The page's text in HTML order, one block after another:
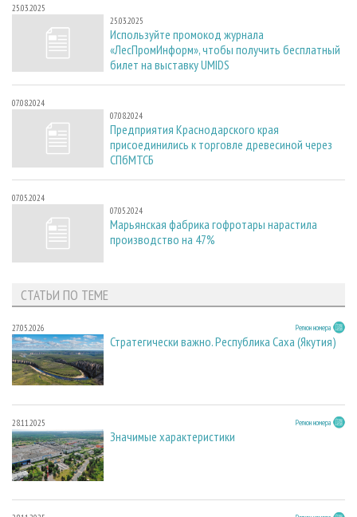
25.03.2025
25.03.2025
Используйте промокод журнала
«ЛесПромИнформ», чтобы получить бесплатный
билет на выставку UMIDS
07.08.2024
07.08.2024
Предприятия Краснодарского края
присоединились к торговле древесиной через
СПбМТСБ
07.05.2024
07.05.2024
Марьянская фабрика гофротары нарастила
производство на 47%
СТАТЬИ ПО ТЕМЕ
27.05.2026 Регион номера
Стратегически важно. Республика Саха (Якутия)
28.11.2025 Регион номера
Значимые характеристики